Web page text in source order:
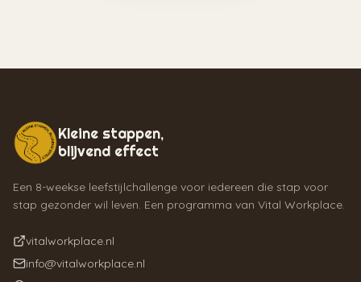
Kleine stappen,
blijvend effect
Een 8-weekse leefstijlchallenge voor iedereen die stap voor
stap gezonder wil leven. Een programma van Vital Workplace.
vitalworkplace.nl
info@vitalworkplace.nl